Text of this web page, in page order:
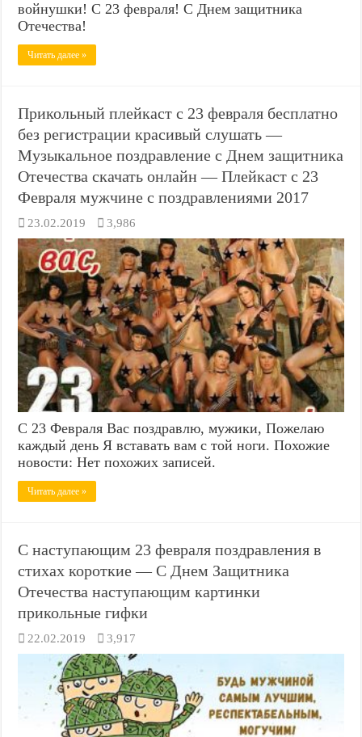
войнушки! С 23 февраля! С Днем защитника
Отечества!
Читать далее »
Прикольный плейкаст с 23 февраля бесплатно
без регистрации красивый слушать —
Музыкальное поздравление с Днем защитника
Отечества скачать онлайн — Плейкаст с 23
Февраля мужчине с поздравлениями 2017
23.02.2019 3,986
С 23 Февраля Вас поздравлю, мужики, Пожелаю
каждый день Я вставать вам с той ноги. Похожие
новости: Нет похожих записей.
Читать далее »
С наступающим 23 февраля поздравления в
стихах короткие — С Днем Защитника
Отечества наступающим картинки
прикольные гифки
22.02.2019 3,917